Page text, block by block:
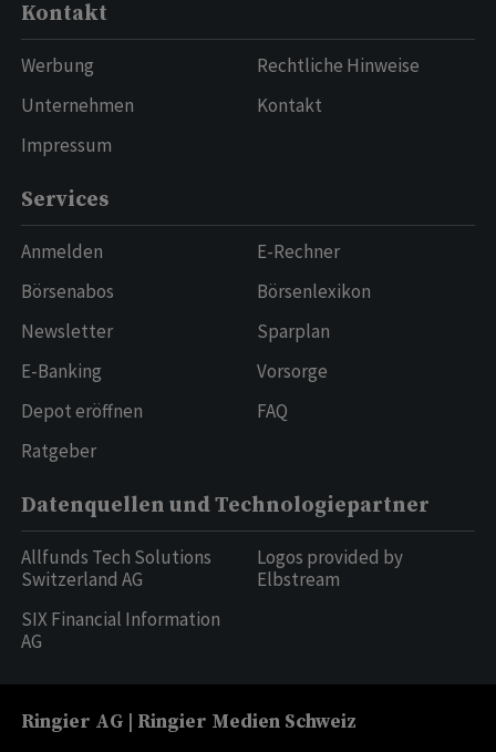
Kontakt
Werbung
Unternehmen
Impressum
Rechtliche Hinweise
Kontakt
Services
Anmelden
Börsenabos
Newsletter
E-Banking
Depot eröffnen
Ratgeber
E-Rechner
Börsenlexikon
Sparplan
Vorsorge
FAQ
Datenquellen und Technologiepartner
Allfunds Tech Solutions
Switzerland AG
SIX Financial Information
AG
Logos provided by
Elbstream
Ringier AG | Ringier Medien Schweiz